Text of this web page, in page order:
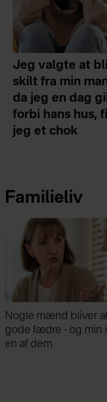
Jeg valgte at
skilt fra min
da jeg en dag
forbi hans hus,
jeg et chok
Familieliv
Samira Nawa: ”Det er
fantastisk at have
familie, men jeg